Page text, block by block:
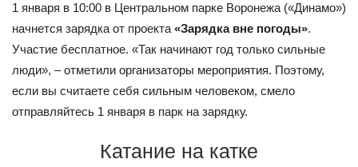
1 января в 10:00 в Центральном парке Воронежа («Динамо»)
начнется зарядка от проекта «Зарядка вне погоды».
Участие бесплатное. «Так начинают год только сильные
люди», – отметили организаторы мероприятия. Поэтому,
если вы считаете себя сильным человеком, смело
отправляйтесь 1 января в парк на зарядку.
Катание на катке